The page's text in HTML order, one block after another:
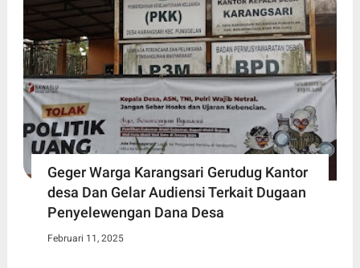
Geger Warga Karangsari Gerudug Kantor
desa Dan Gelar Audiensi Terkait Dugaan
Penyelewengan Dana Desa
Februari 11, 2025